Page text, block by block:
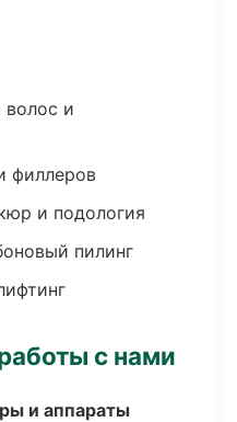
волос и
филлеров
и подология
пилинг
с нами
и аппараты